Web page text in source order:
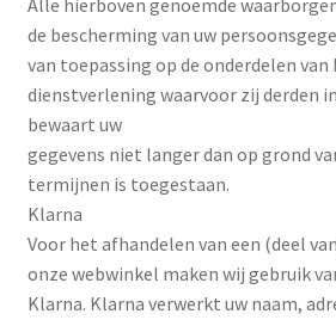
Alle hierboven genoemde
de bescherming van uw
van toepassing op de onderdelen van
dienstverlening waarvoor zij derden
bewaart uw
gegevens niet langer dan op grond
termijnen is toegestaan.
Klarna
Voor het afhandelen van een (deel
onze webwinkel maken wij gebruik
Klarna. Klarna verwerkt uw naam,